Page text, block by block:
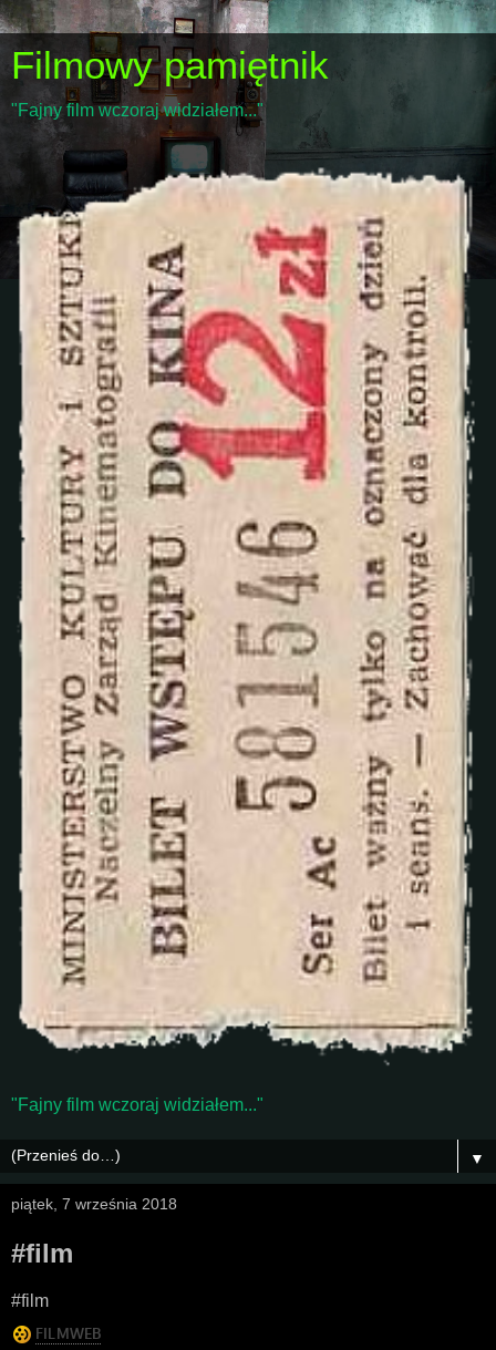
Filmowy pamiętnik
"Fajny film wczoraj widziałem..."
"Fajny film wczoraj widziałem..."
▼
piątek, 7 września 2018
#film
#film